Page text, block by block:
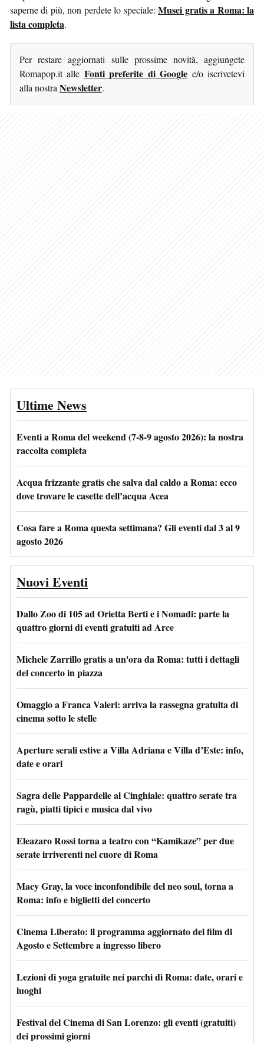
saperne di più, non perdete lo speciale:Musei gratis a Roma: la
lista completa.
Per restare aggiornati sulle prossime novità, aggiungete
Romapop.it alle Fonti preferite di Google e/o iscrivetevi
alla nostra Newsletter.
Ultime News
Eventi a Roma del weekend (7-8-9 agosto 2026): la nostra
raccolta completa
Acqua frizzante gratis che salva dal caldo a Roma: ecco
dove trovare le casette dell’acqua Acea
Cosa fare a Roma questa settimana? Gli eventi dal 3 al 9
agosto 2026
Nuovi Eventi
Dallo Zoo di 105 ad Orietta Berti e i Nomadi: parte la
quattro giorni di eventi gratuiti ad Arce
Michele Zarrillo gratis a un'ora da Roma: tutti i dettagli
del concerto in piazza
Omaggio a Franca Valeri: arriva la rassegna gratuita di
cinema sotto le stelle
Aperture serali estive a Villa Adriana e Villa d’Este: info,
date e orari
Sagra delle Pappardelle al Cinghiale: quattro serate tra
ragù, piatti tipici e musica dal vivo
Eleazaro Rossi torna a teatro con “Kamikaze” per due
serate irriverenti nel cuore di Roma
Macy Gray, la voce inconfondibile del neo soul, torna a
Roma: info e biglietti del concerto
Cinema Liberato: il programma aggiornato dei film di
Agosto e Settembre a ingresso libero
Lezioni di yoga gratuite nei parchi di Roma: date, orari e
luoghi
Festival del Cinema di San Lorenzo: gli eventi (gratuiti)
dei prossimi giorni